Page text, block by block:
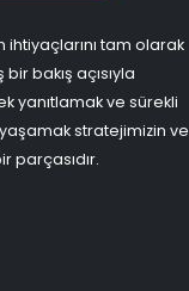
ihtiyaçlarını tam olarak
bakış açısıyla
yanıtlamak ve sürekli
stratejimizin ve
parçasıdır.